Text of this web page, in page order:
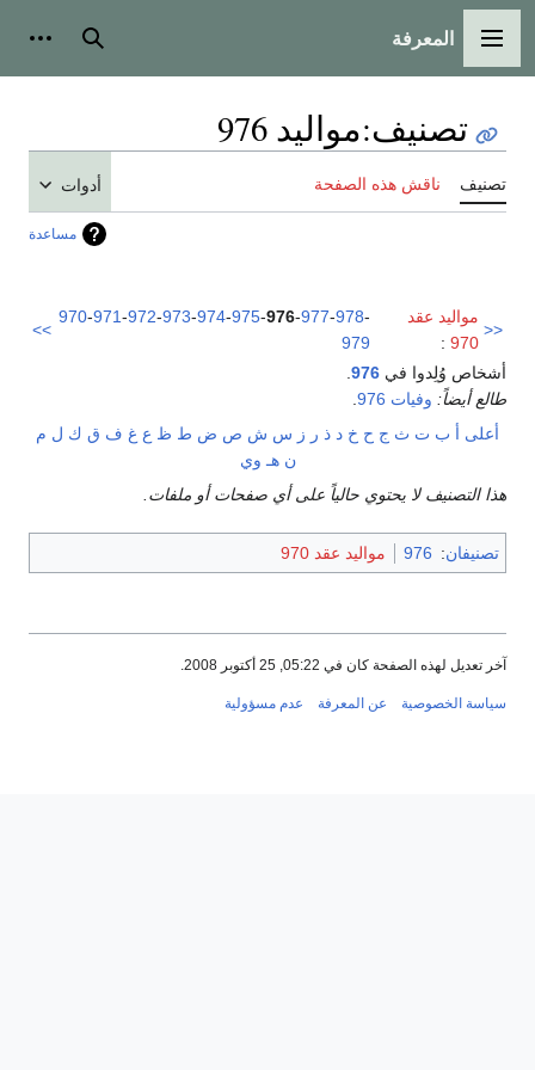
القائمة الرئيسية
المعرفة بحث
تصنيف:مواليد 976
تصنيف ناقش هذه الصفحة أدوات
مساعدة
<<
مواليد عقد
970
:
970-971-972-973-974-975-976-977-978-
979
>>
أشخاص وُلِدوا في 976
طالع أيضاً: وفيات 976
أعلى أ ب ت ث ج ح خ د ذ ر ز س ش ص ض ط ظ ع غ ف ق ك ل م
ن هـ وي
هذا التصنيف لا يحتوي حالياً على أي صفحات أو ملفات.
تصنيفان:
976 مواليد عقد 970
آخر تعديل لهذه الصفحة كان في 05:22, 25 أكتوبر 2008.
سياسة الخصوصية عن المعرفة عدم مسؤولية